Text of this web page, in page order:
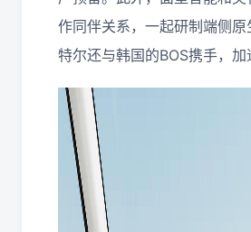
作同伴关系，一起研制端侧
特尔还与韩国的BOS携手，加